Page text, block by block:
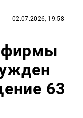
02.07.2026, 19:58
63